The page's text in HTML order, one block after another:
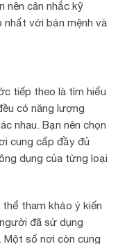
nên cân nhắc kỹ
với bản mệnh và
tiếp theo là tìm hiểu
có năng lượng
nhau. Bạn nên chọn
cung cấp đầy đủ
dụng của từng loại
thể tham khảo ý kiến
đã sử dụng
số nơi còn cung